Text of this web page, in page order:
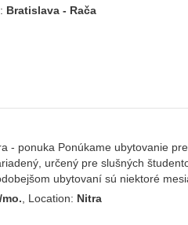
Bratislava - Rača
- ponuka Ponúkame ubytovanie
určený pre slušných
ubytovaní sú niektoré
mo. , Location: Nitra